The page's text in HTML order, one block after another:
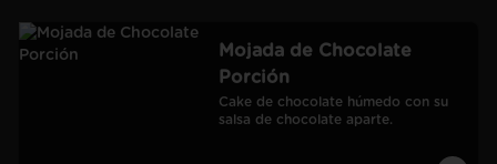
Mojada de Chocolate
Porción
Cake de chocolate húmedo con su
salsa de chocolate aparte.